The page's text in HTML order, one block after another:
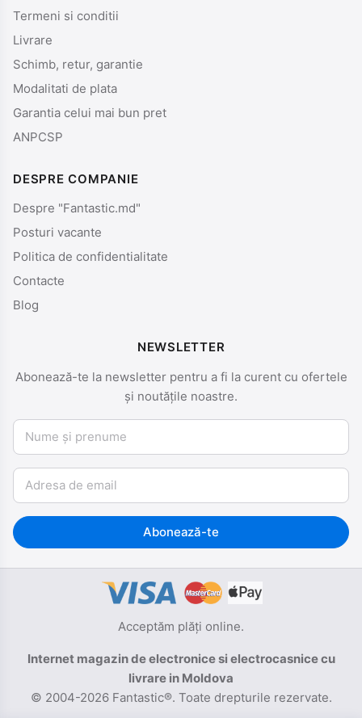
Termeni si conditii
Livrare
Schimb, retur, garantie
Modalitati de plata
Garantia celui mai bun pret
ANPCSP
DESPRE COMPANIE
Despre "Fantastic.md"
Posturi vacante
Politica de confidentialitate
Contacte
Blog
NEWSLETTER
Abonează-te la newsletter pentru a fi la curent cu ofertele
și noutățile noastre.
Nume și prenume
Email
Abonează-te
Acceptăm plăți online.
Internet magazin de electronice si electrocasnice cu
livrare in Moldova
© 2004-2026 Fantastic®. Toate drepturile rezervate.